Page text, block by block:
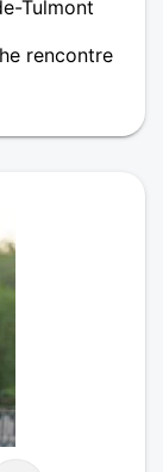
Tulmont
rencontre